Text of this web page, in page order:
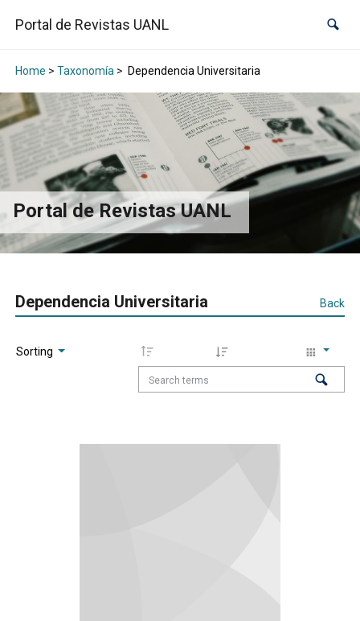
Portal de Revistas UANL
Home > Taxonomía> Dependencia Universitaria
Portal de Revistas UANL
Dependencia Universitaria Back
Sorting